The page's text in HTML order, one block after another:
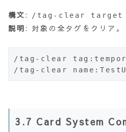
構文: /tag-clear target
説明: 対象の全タグをクリア。
/tag-clear
/tag-clear
3.7 Card System